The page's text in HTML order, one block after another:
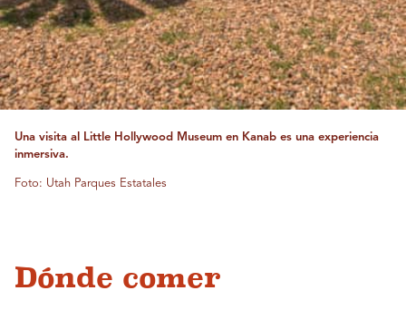
Una visita al Little Hollywood Museum en Kanab es una experiencia
inmersiva.
Foto: Utah Parques Estatales
Dónde comer